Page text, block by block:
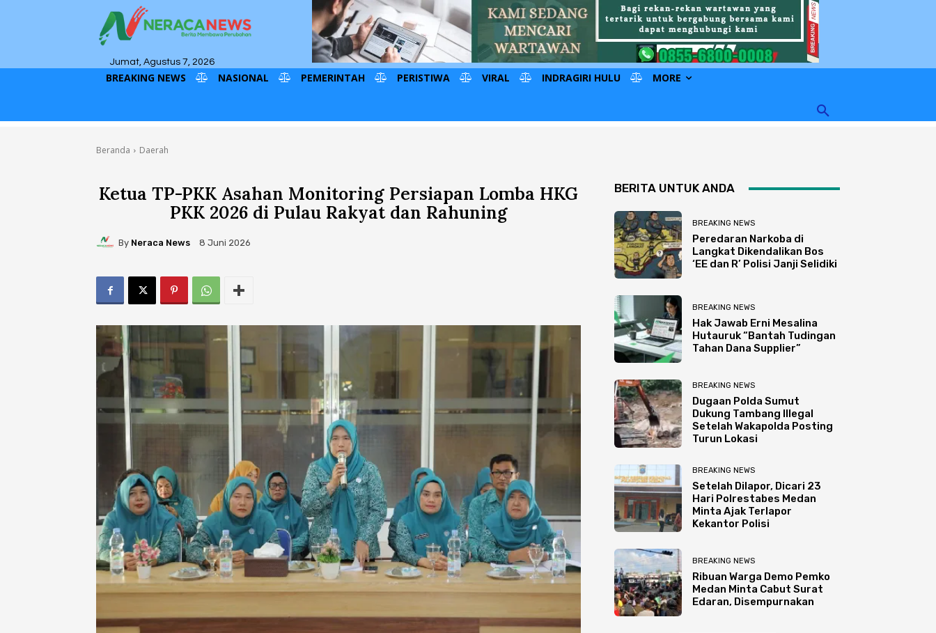
Jumat, Agustus 7, 2026
BREAKING NEWS NASIONAL PEMERINTAH PERISTIWA VIRAL INDRAGIRI HULU MORE
Beranda Daerah
Ketua TP-PKK Asahan Monitoring Persiapan Lomba HKG
PKK 2026 di Pulau Rakyat dan Rahuning
By Neraca News 8 Juni 2026
BERITA UNTUK ANDA
BREAKING NEWS
Peredaran Narkoba di
Langkat Dikendalikan Bos
‘EE dan R’ Polisi Janji Selidiki
BREAKING NEWS
Hak Jawab Erni Mesalina
Hutauruk “Bantah Tudingan
Tahan Dana Supplier”
BREAKING NEWS
Dugaan Polda Sumut
Dukung Tambang Illegal
Setelah Wakapolda Posting
Turun Lokasi
BREAKING NEWS
Setelah Dilapor, Dicari 23
Hari Polrestabes Medan
Minta Ajak Terlapor
Kekantor Polisi
BREAKING NEWS
Ribuan Warga Demo Pemko
Medan Minta Cabut Surat
Edaran, Disempurnakan